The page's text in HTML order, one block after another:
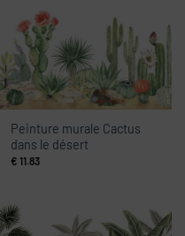
Peinture murale Cactus
dans le désert
€ 11.83